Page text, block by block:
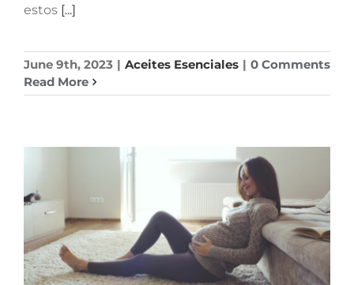
estos [...]
June 9th, 2023 | Aceites Esenciales | 0 Comments
Read More